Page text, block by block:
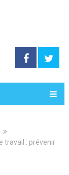
travail : prévenir